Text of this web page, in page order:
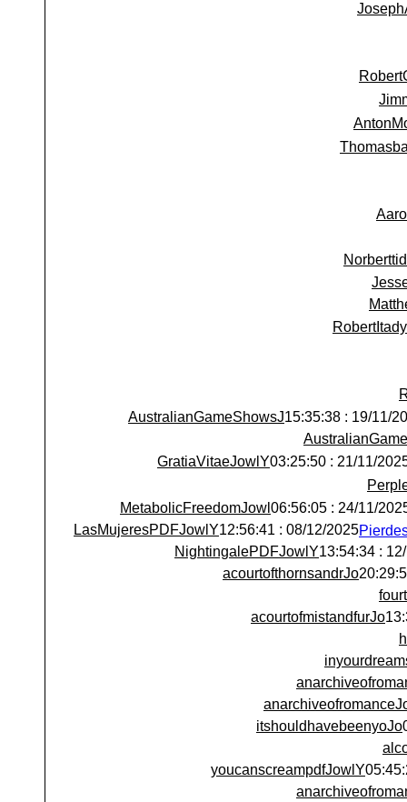
RobertItady
19/11/2025 :
AustralianGameShowsJ
21/11/2025 :
GratiaVitaeJowlY
24/11/2025 :
MetabolicFreedomJowl
08/12/2025 : 12:56:41
LasMujeresPDFJowlY
12/
NightingalePDFJowlY
acourtofthornsandrJo
acourtofmistandfurJo
itshouldhavebeenyoJo
youcanscreampdfJowlY